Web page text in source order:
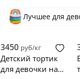
Лучшее для
3450 руб/кг
Детский тортик
для девочки на